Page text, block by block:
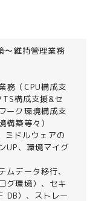
〜維持管理業務
務（CPU構成支
構成支援&セ
ーク環境構成支
構築等々）
ミドルウェアの
UP、環境マイグ
ムデータ移行、
グ環境）、セキ
DB）、ストレー